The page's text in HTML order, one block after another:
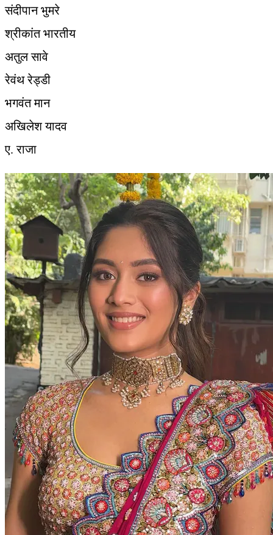
संदीपान भुमरे
श्रीकांत भारतीय
अतुल सावे
रेवंथ रेड्डी
भगवंत मान
अखिलेश यादव
ए. राजा